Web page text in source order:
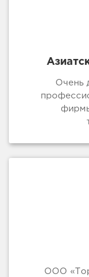
Очень
ООО